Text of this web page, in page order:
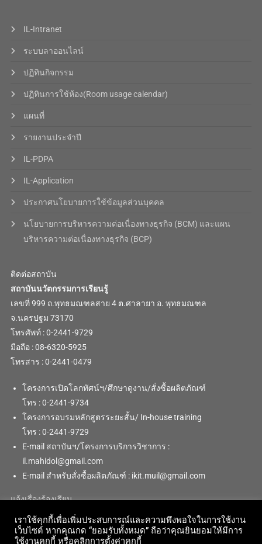
IL-Intranet
ระบบลาออนไลน์
ปฏิทินกิจกรรม
ปฏิทินการใช้ห้อง(Room usage calendar)
แผนที่
รายงานประจำปี
IL-PDPA
IL-Application
ประกาศนโยบายการใช้ข้อมูลส่วนบุคคล
นโยบายการบริหารความต่อเนื่องทางธุรกิจ (BCM) และแผน
บริหารความต่อเนื่องทางธุรกิจ (BCP)
ติดต่อสถาบัน
สถาบันนวัตกรรมการเรียนรู้
เลขที่ 999 ถ.พุทธมณฑลสาย 4 ต.ศาลายา อ. พุทธมณฑล
จ.นครปฐม 73170
โทรศัพท์ : 0-2441-9729
มือถือ : 08-6320-5925
โทรสาร : 0-2441-0479
โครงการเปิดโลกทัศน์ฯ/ศึกษาดูงาน/สั่งซื้อผลิตภัณฑ์
โทร : 0-2441-9734
โครงการอบรมหลักสูตรระยะสั้น/ In-house training
โทร : 0-2441-9729
E-mail สถาบันฯ/โครงการบริการวิชาการ :
il.mahidol@gmail.com
E-mail สำหรับสั่งซื้อผลิตภัณฑ์ : ikit.muil@gmail.com
แจ้งเรื่องร้องเรียน
เราใช้คุกกี้เพื่อเพิ่มประสบการณ์และความพึงพอใจในการใช้งาน
เว็บไซต์ หากคุณกด “ยอมรับทั้งหมด” ถือว่าคุณยินยอมให้มีการ
ใช้งานคุกกี้ หรือคลิกการตั้งค่าคุกกี้